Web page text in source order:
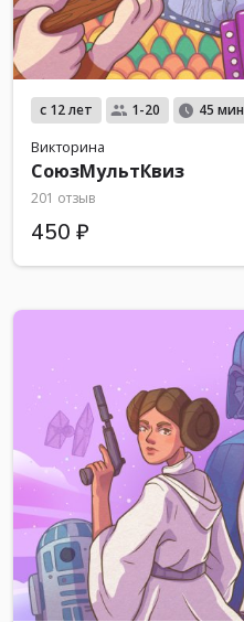
с 12 лет 1-20 45 мин
Викторина
СоюзМультКвиз
201 отзыв
450 ₽